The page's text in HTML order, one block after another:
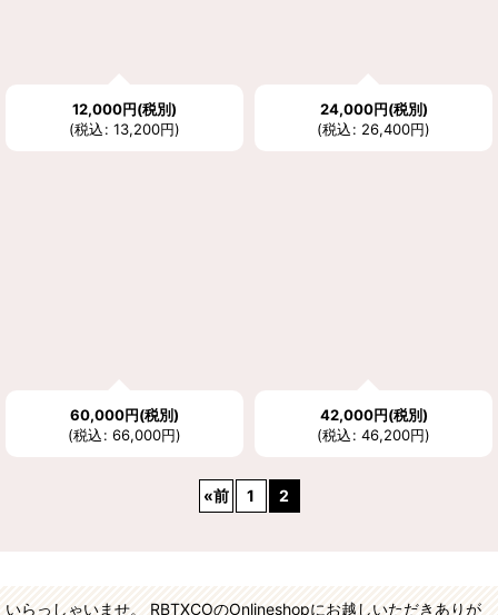
12,000円(税別)
(税込: 13,200円)
24,000円(税別)
(税込: 26,400円)
60,000円(税別)
(税込: 66,000円)
42,000円(税別)
(税込: 46,200円)
«前 1 2
いらっしゃいませ。 RBTXCOのOnlineshopにお越しいただきありが